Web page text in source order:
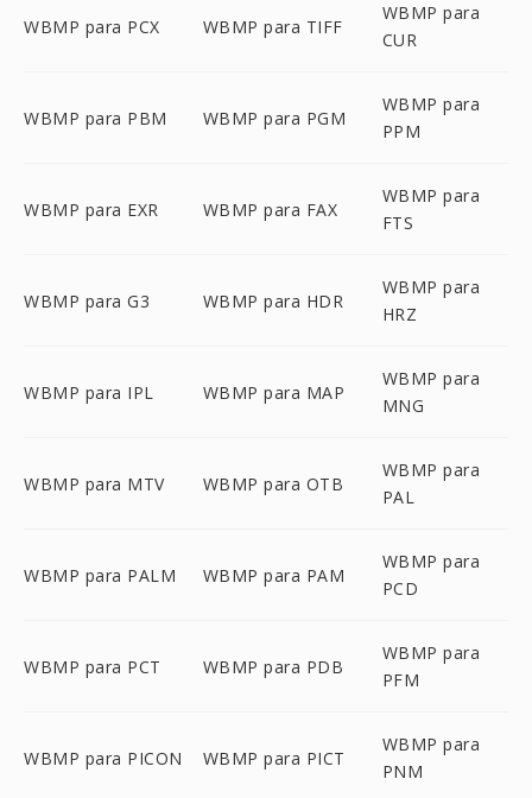
WBMP para PCX WBMP para TIFF
WBMP para
CUR
WBMP para PBM WBMP para PGM
WBMP para
PPM
WBMP para EXR WBMP para FAX
WBMP para
FTS
WBMP para G3 WBMP para HDR
WBMP para
HRZ
WBMP para IPL WBMP para MAP
WBMP para
MNG
WBMP para MTV WBMP para OTB
WBMP para
PAL
WBMP para PALM WBMP para PAM
WBMP para
PCD
WBMP para PCT WBMP para PDB
WBMP para
PFM
WBMP para PICON WBMP para PICT
WBMP para
PNM